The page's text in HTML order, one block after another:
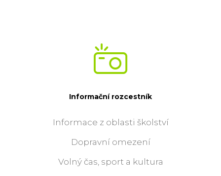
Informační rozcestník
Informace z oblasti školství
Dopravní omezení
Volný čas, sport a kultura